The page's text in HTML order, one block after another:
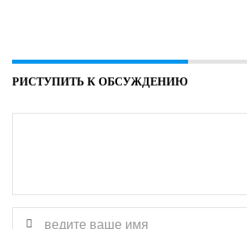
РИСТУПИТЬ К ОБСУЖДЕНИЮ